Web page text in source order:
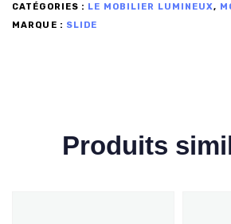
CATÉGORIES : LE MOBILIER LUMINEUX,
MARQUE : SLIDE
Produits